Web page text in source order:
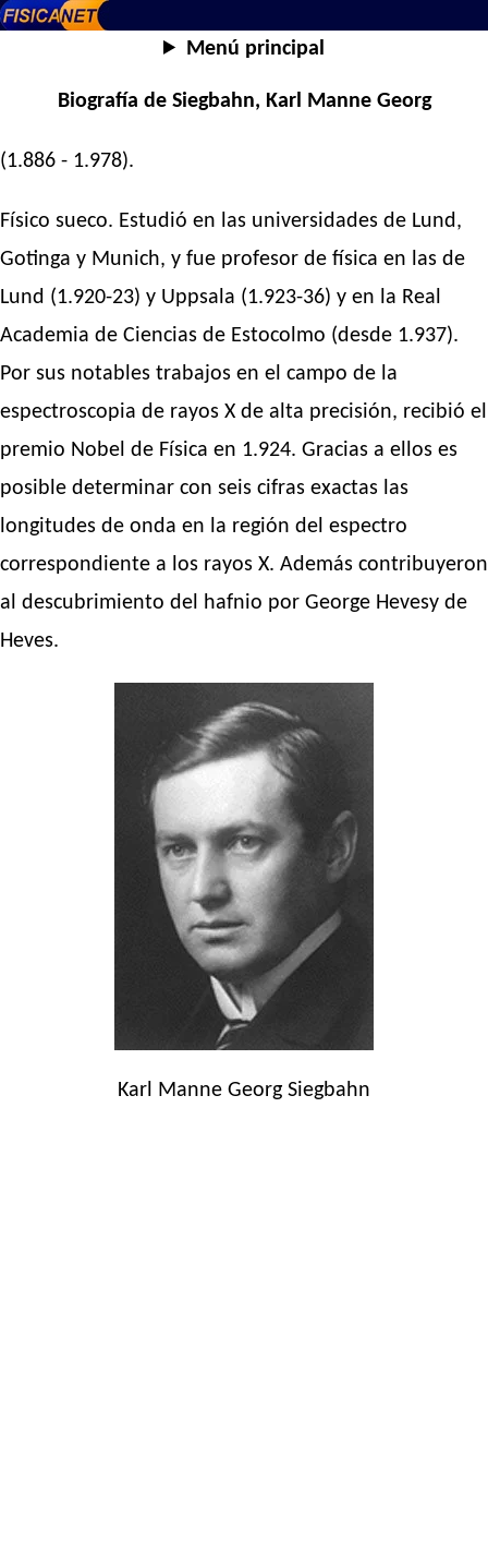
Menú principal
Biografía de Siegbahn, Karl Manne Georg
(1.886 - 1.978).
Físico sueco. Estudió en las universidades de Lund,
Gotinga y Munich, y fue profesor de física en las de
Lund (1.920-23) y Uppsala (1.923-36) y en la Real
Academia de Ciencias de Estocolmo (desde 1.937).
Por sus notables trabajos en el campo de la
espectroscopia de rayos X de alta precisión, recibió el
premio Nobel de Física en 1.924. Gracias a ellos es
posible determinar con seis cifras exactas las
longitudes de onda en la región del espectro
correspondiente a los rayos X. Además contribuyeron
al descubrimiento del hafnio por George Hevesy de
Heves.
Karl Manne Georg Siegbahn